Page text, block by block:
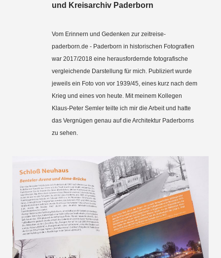
und Kreisarchiv Paderborn
Vom Erinnern und Gedenken zur zeitreise-
paderborn.de - Paderborn in historischen Fotografien
war 2017/2018 eine herausfordernde fotografische
vergleichende Darstellung für mich. Publiziert wurde
jeweils ein Foto von vor 1939/45, eines kurz nach dem
Krieg und eines von heute. Mit meinem Kollegen
Klaus-Peter Semler teilte ich mir die Arbeit und hatte
das Vergnügen genau auf die Architektur Paderborns
zu sehen.